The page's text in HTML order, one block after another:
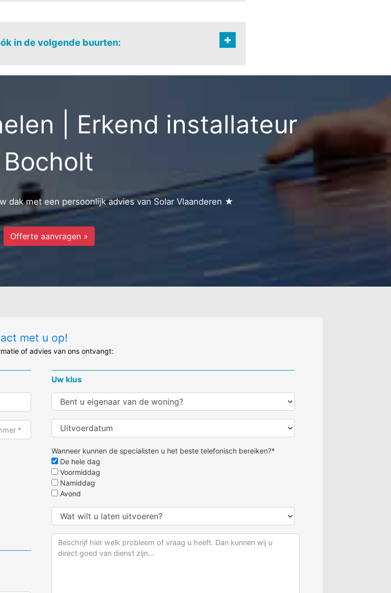
in de volgende buurten:
Kaulille-kern
Lozen
Veldhoven
Winterdijk
| Erkend installateur
Bocholt
dak met een persoonlijk advies van Solar Vlaanderen ★
Offerte aanvragen »
met u op!
of advies van ons ontvangt:
Uw klus
Wanneer kunnen de specialisten u het beste telefonisch bereiken?*
De hele dag
Voormiddag
Namiddag
Avond